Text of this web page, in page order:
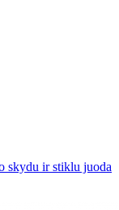
skydu ir stiklu juoda